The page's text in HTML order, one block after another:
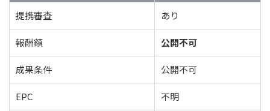
提携審査
あり
報酬額 公開不可
成果条件 公開不可
EPC 不明